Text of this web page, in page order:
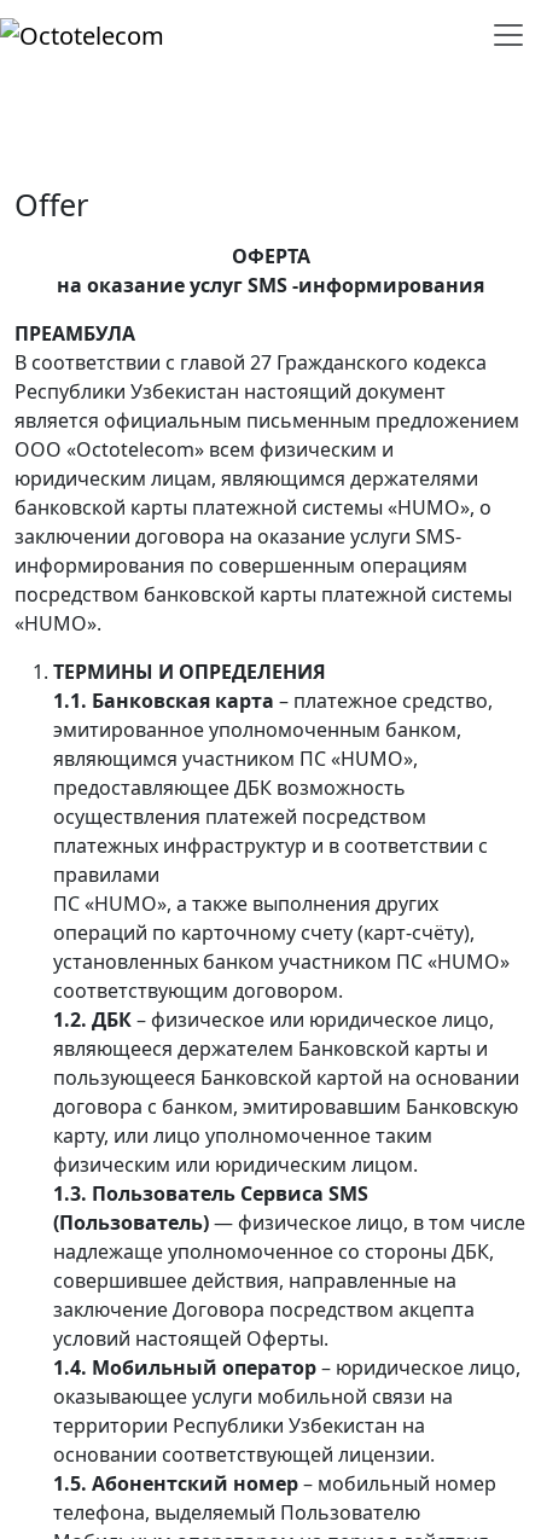
Offer
ОФЕРТА
на оказание услуг SMS -информирования
ПРЕАМБУЛА
В соответствии с главой 27 Гражданского кодекса
Республики Узбекистан настоящий документ
является официальным письменным предложением
ООО «Octotelecom» всем физическим и
юридическим лицам, являющимся держателями
банковской карты платежной системы «HUMO», о
заключении договора на оказание услуги SMS-
информирования по совершенным операциям
посредством банковской карты платежной системы
«HUMO».
ТЕРМИНЫ И ОПРЕДЕЛЕНИЯ
1.1. Банковская карта – платежное средство,
эмитированное уполномоченным банком,
являющимся участником ПС «HUMO»,
предоставляющее ДБК возможность
осуществления платежей посредством
платежных инфраструктур и в соответствии с
правилами
ПС «HUMO», а также выполнения других
операций по карточному счету (карт-счёту),
установленных банком участником ПС «HUMO»
соответствующим договором.
1.2. ДБК– физическое или юридическое лицо,
являющееся держателем Банковской карты и
пользующееся Банковской картой на основании
договора с банком, эмитировавшим Банковскую
карту, или лицо уполномоченное таким
физическим или юридическим лицом.
1.3. Пользователь Сервиса SMS
(Пользователь)— физическое лицо, в том числе
надлежаще уполномоченное со стороны ДБК,
совершившее действия, направленные на
заключение Договора посредством акцепта
условий настоящей Оферты.
1.4. Мобильный оператор– юридическое лицо,
оказывающее услуги мобильной связи на
территории Республики Узбекистан на
основании соответствующей лицензии.
1.5. Абонентский номер– мобильный номер
телефона, выделяемый Пользователю